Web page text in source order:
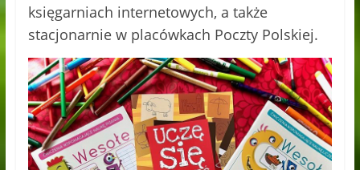
księgarniach internetowych, a także
stacjonarnie w placówkach Poczty Polskiej.